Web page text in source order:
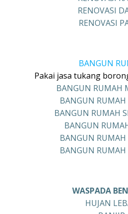
RENOVASI
RENOVASI
BANGUN
Pakai jasa tukang
BANGUN RUMAH
BANGUN RUMAH
BANGUN RUMAH
BANGUN
BANGUN
BANGUN
WASPADA
HUJAN